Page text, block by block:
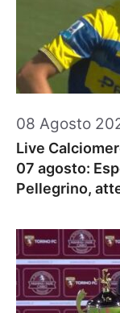
08 Agosto
Live
07 agosto:
Pellegrino,